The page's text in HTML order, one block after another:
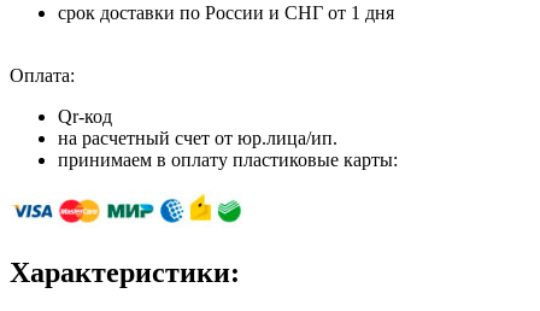
срок доставки по России и СНГ от 1 дня
Оплата:
Qr-код
на расчетный счет от юр.лица/ип.
принимаем в оплату пластиковые карты:
Характеристики: